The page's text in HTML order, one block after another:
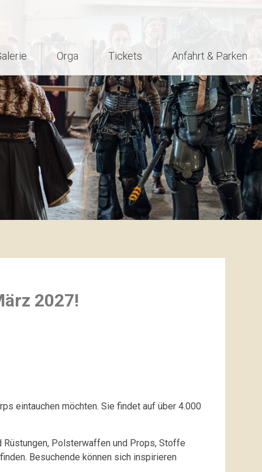
Orga Tickets Anfahrt & Parken
2027!
eintauchen möchten. Sie findet auf über 4.000
Rüstungen, Polsterwaffen und Props, Stoffe
Besuchende können sich inspirieren